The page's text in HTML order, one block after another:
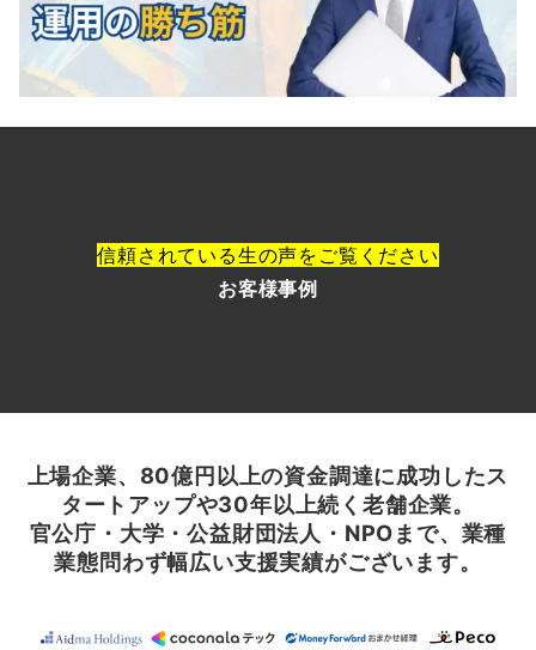
信頼されている生の声をご覧ください
お客様事例
上場企業、80億円以上の資金調達に成功したス
タートアップや30年以上続く老舗企業。
官公庁・大学・公益財団法人・NPOまで、業種
業態問わず幅広い支援実績がございます。